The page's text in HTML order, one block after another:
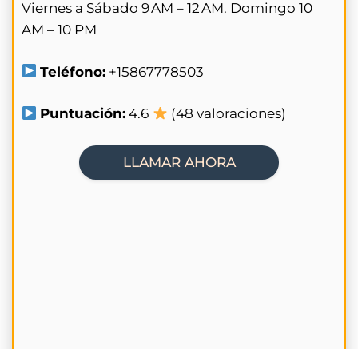
Viernes a Sábado 9 AM – 12 AM. Domingo 10
AM – 10 PM
Teléfono: +15867778503
Puntuación: 4.6 (48 valoraciones)
LLAMAR AHORA